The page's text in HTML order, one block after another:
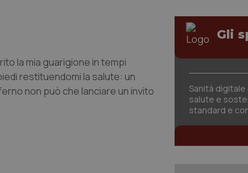
la mia guarigione in tempi
restituendomi la salute: un
non può che lanciare un invito
Gli
Sanità
salute e
standard e